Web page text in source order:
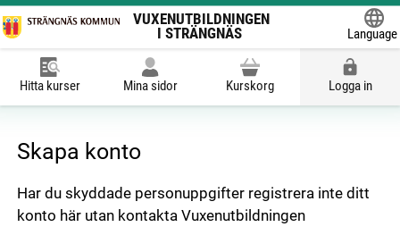
VUXENUTBILDNINGEN
I STRÄNGNÄS
Language
Hitta kurser Mina sidor Kurskorg Logga in
Skapa konto
Har du skyddade personuppgifter registrera inte ditt
konto här utan kontakta Vuxenutbildningen